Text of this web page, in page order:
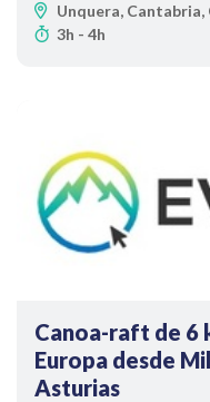
Unquera,
3h - 4h
Canoa-raft de 6
Europa desde
Asturias